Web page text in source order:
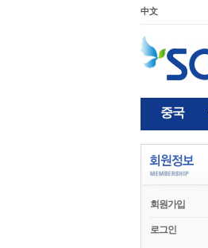
中文
중국
회원가입
로그인